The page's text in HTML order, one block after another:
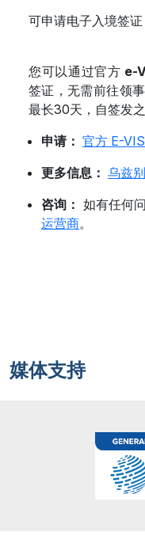
伊朗
佛得角
俄罗斯联邦
保加利亚
克罗地亚
关岛
列支敦士登
刚果民主共和国
可申请电子入境签证
您可以通过官方 e-
签证，无需前往领
最长30天，自签发
申请： 官方 E-
更多信息： 乌兹
咨询： 如有任何
运营商。
媒体支持